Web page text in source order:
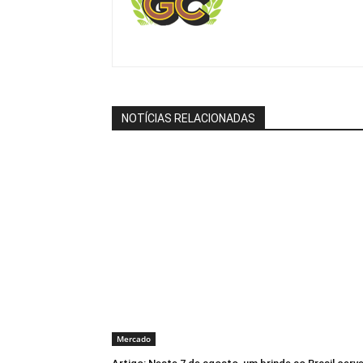
NOTÍCIAS RELACIONADAS
Mercado